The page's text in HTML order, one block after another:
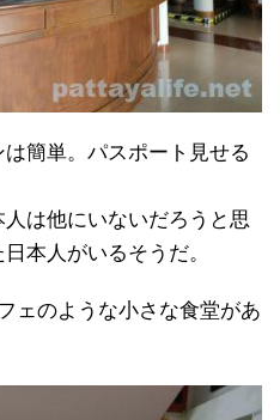
簡単。パスポート見せる
は他にいないだろうと思
本人がいるそうだ。
ェのような小さな食堂があ